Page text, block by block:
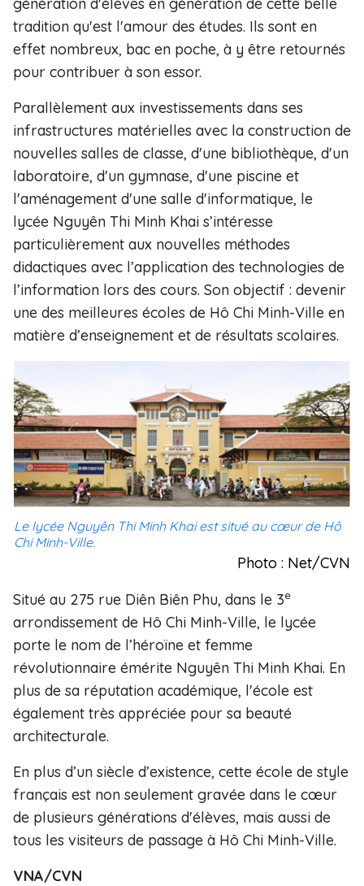
tradition qu'est l'amour des études. Ils sont en
effet nombreux, bac en poche, à y être retournés
pour contribuer à son essor.
Parallèlement aux investissements dans ses
infrastructures matérielles avec la construction de
nouvelles salles de classe, d'une bibliothèque, d'un
laboratoire, d'un gymnase, d'une piscine et
l'aménagement d'une salle d'informatique, le
lycée Nguyên Thi Minh Khai s’intéresse
particulièrement aux nouvelles méthodes
didactiques avec l’application des technologies de
l’information lors des cours. Son objectif : devenir
une des meilleures écoles de Hô Chi Minh-Ville en
matière d’enseignement et de résultats scolaires.
Le lycée Nguyên Thi Minh Khai est situé au cœur de Hô
Chi Minh-Ville.
Photo : Net/CVN
Situé au 275 rue Diên Biên Phu, dans le 3e
arrondissement de Hô Chi Minh-Ville, le lycée
porte le nom de l’héroïne et femme
révolutionnaire émérite Nguyên Thi Minh Khai. En
plus de sa réputation académique, l'école est
également très appréciée pour sa beauté
architecturale.
En plus d’un siècle d’existence, cette école de style
français est non seulement gravée dans le cœur
de plusieurs générations d'élèves, mais aussi de
tous les visiteurs de passage à Hô Chi Minh-Ville.
VNA/CVN